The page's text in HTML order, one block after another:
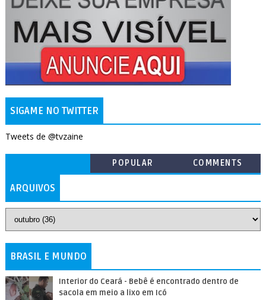
SIGAME NO TWITTER
Tweets de @tvzaine
POPULAR COMMENTS
ARQUIVOS
BRASIL E MUNDO
Interior do Ceará - Bebê é encontrado dentro de
sacola em meio a lixo em Icó